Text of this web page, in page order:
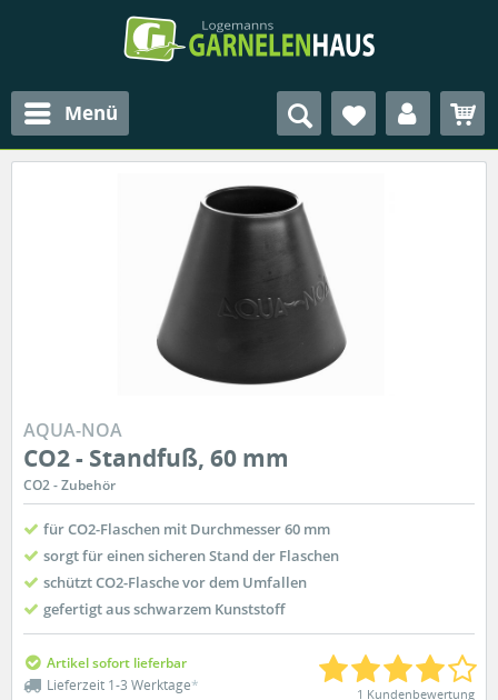
Menü
AQUA-NOA
CO2 - Standfuß, 60 mm
CO2 - Zubehör
für CO2-Flaschen mit Durchmesser 60 mm
sorgt für einen sicheren Stand der Flaschen
schützt CO2-Flasche vor dem Umfallen
gefertigt aus schwarzem Kunststoff
Artikel sofort lieferbar
Lieferzeit 1-3 Werktage* 1 Kundenbewertung